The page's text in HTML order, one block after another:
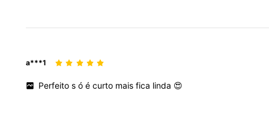
a***1
Perfeitosóécurto maisfica linda 😍